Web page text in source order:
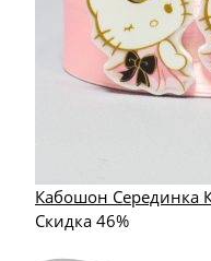
Кабошон Серединка
Скидка 46%